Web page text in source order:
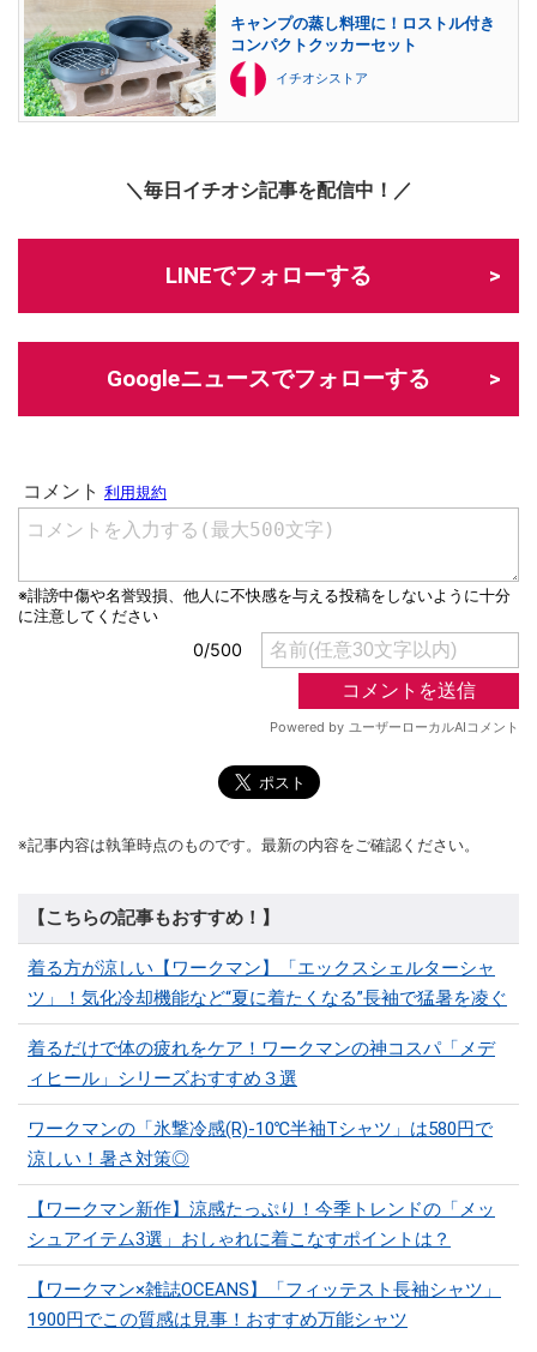
キャンプの蒸し料理に！ロストル付き
コンパクトクッカーセット
イチオシストア
＼毎日イチオシ記事を配信中！／
LINEでフォローする
Googleニュースでフォローする
※記事内容は執筆時点のものです。最新の内容をご確認ください。
【こちらの記事もおすすめ！】
着る方が涼しい【ワークマン】「エックスシェルターシャ
ツ」！気化冷却機能など“夏に着たくなる”長袖で猛暑を凌ぐ
着るだけで体の疲れをケア！ワークマンの神コスパ「メデ
ィヒール」シリーズおすすめ３選
ワークマンの「氷撃冷感(R)-10℃半袖Tシャツ」は580円で
涼しい！暑さ対策◎
【ワークマン新作】涼感たっぷり！今季トレンドの「メッ
シュアイテム3選」おしゃれに着こなすポイントは？
【ワークマン×雑誌OCEANS】「フィッテスト長袖シャツ」
1900円でこの質感は見事！おすすめ万能シャツ